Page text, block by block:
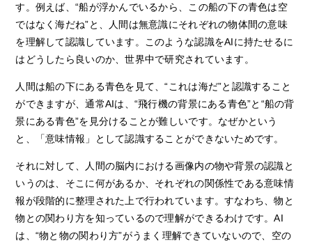
す。例えば、“船が浮かんでいるから、この船の下の青色は空
ではなく海だね”と、人間は無意識にそれぞれの物体間の意味
を理解して認識しています。このような認識をAIに持たせるに
はどうしたら良いのか、世界中で研究されています。
人間は船の下にある青色を見て、“これは海だ”と認識すること
ができますが、通常AIは、“飛行機の背景にある青色”と“船の背
景にある青色”を見分けることが難しいです。なぜかという
と、「意味情報」として認識することができないためです。
それに対して、人間の脳内における画像内の物や背景の認識と
いうのは、そこに何があるか、それぞれの関係性である意味情
報が段階的に整理された上で行われています。すなわち、物と
物との関わり方を知っているので理解ができるわけです。AI
は、“物と物の関わり方”がうまく理解できていないので、空の